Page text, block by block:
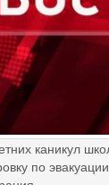
каникул
по